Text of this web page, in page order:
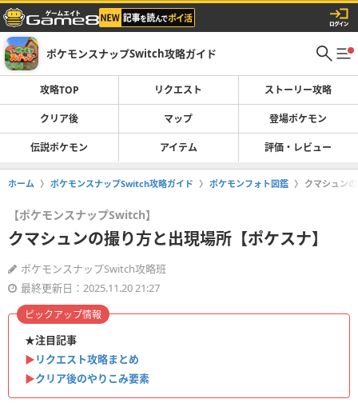
ポケモンスナップSwitch攻略ガイド
攻略TOP リクエスト ストーリー攻略
クリア後 マップ 登場ポケモン
伝説ポケモン アイテム 評価・レビュー
ホーム ポケモンスナップSwitch攻略ガイド ポケモンフォト図鑑 クマシュン
【ポケモンスナップSwitch】
クマシュンの撮り方と出現場所【ポケスナ】
ポケモンスナップSwitch攻略班
最終更新日：2025.11.20 21:27
★注目記事
▶︎リクエスト攻略まとめ
▶︎クリア後のやりこみ要素
ピックアップ情報